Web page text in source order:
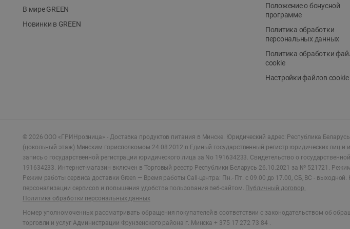
В мире GREEN
Новинки в GREEN
Положение о бонусной
программе
Политика обработки
персональных данных
Политика обработки
cookie
Настройки файлов cookie
© 2026 ООО «ГРИНрозница» - Доставка продуктов питания в Минске. Юридический адрес: Республика
(цокольный этаж) Минским горисполкомом 24.08.2012 в Единый государственный регистр юридических лиц и
запись о государственной регистрации юридического лица за No 191634233. Свидетельство о
191634233. Интернет-магазин включен в Торговый реестр Республики Беларусь 26.10.2021 за № 521721.
Режим работы сервиса доставки Green — Время работы Call-центра: Пн.- Пт. с 09.00 до 17.00, СБ, ВС - выходной.
персонализации сервисов и повышения удобства пользования веб-сайтом. Публичный договор.
Политика обработки персональных данных
Номер уполномоченных рассматривать обращения покупателей в соответствии с законодательством об
торговли и услуг Администрации Фрунзенского района г. Минска + 375 17 272 73 84 .